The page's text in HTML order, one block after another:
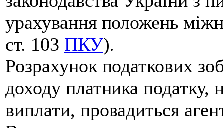
урахування положень
ст. 103 ПКУ).
Розрахунок податкових
доходу платника податку,
виплати, провадиться